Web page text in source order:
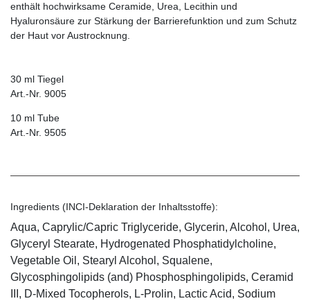
enthält hochwirksame Ceramide, Urea, Lecithin und
Hyaluronsäure zur Stärkung der Barrierefunktion und zum Schutz
der Haut vor Austrocknung.
30 ml Tiegel
Art.-Nr. 9005
10 ml Tube
Art.-Nr. 9505
Ingredients (INCI-Deklaration der Inhaltsstoffe):
Aqua, Caprylic/Capric Triglyceride, Glycerin, Alcohol, Urea,
Glyceryl Stearate, Hydrogenated Phosphatidylcholine,
Vegetable Oil, Stearyl Alcohol, Squalene,
Glycosphingolipids (and) Phosphosphingolipids, Ceramid
III, D-Mixed Tocopherols, L-Prolin, Lactic Acid, Sodium